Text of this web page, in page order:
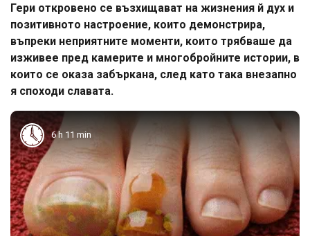
Гери откровено се възхищават на жизнения й дух и
позитивното настроение, които демонстрира,
въпреки неприятните моменти, които трябваше да
изживее пред камерите и многобройните истории, в
които се оказа забъркана, след като така внезапно
я споходи славата.
6 h 11 min